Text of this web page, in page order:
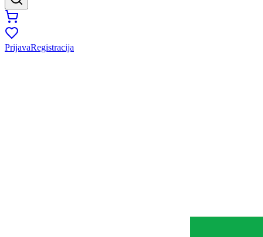
PrijavaRegistracija